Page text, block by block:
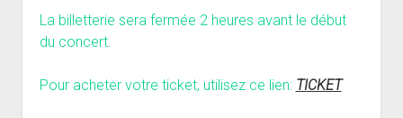
La billetterie sera fermée 2 heures avant le début
du concert.
Pour acheter votre ticket, utilisez ce lien: TICKET